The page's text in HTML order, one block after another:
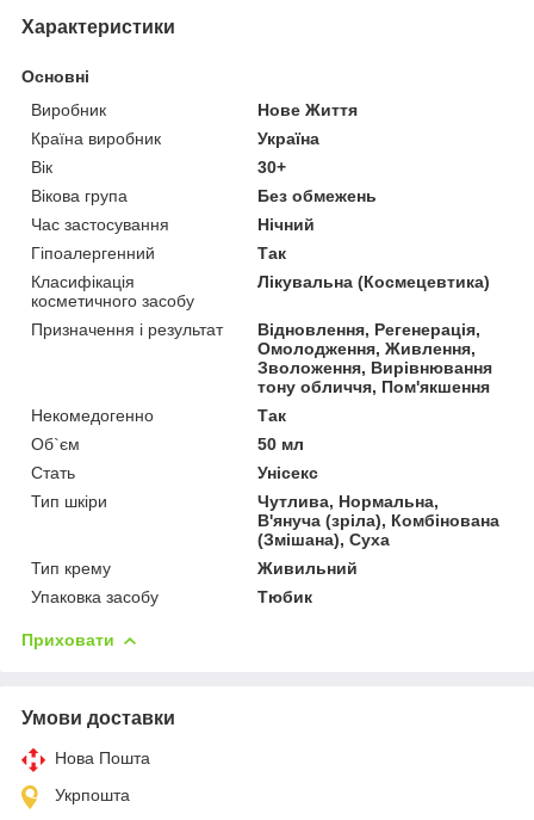
Характеристики
Основні
Виробник
Нове Життя
Країна виробник
Україна
Вік
30+
Вікова група
Без обмежень
Час застосування
Нічний
Гіпоалергенний
Так
Класифікація
косметичного засобу
Лікувальна (Космецевтика)
Призначення і результат
Відновлення, Регенерація,
Омолодження, Живлення,
Зволоження, Вирівнювання
тону обличчя, Пом'якшення
Некомедогенно
Так
Об`єм
50 мл
Стать
Унісекс
Тип шкіри
Чутлива, Нормальна,
В'януча (зріла), Комбінована
(Змішана), Суха
Тип крему
Живильний
Упаковка засобу
Тюбик
Приховати
Умови доставки
Нова Пошта
Укрпошта